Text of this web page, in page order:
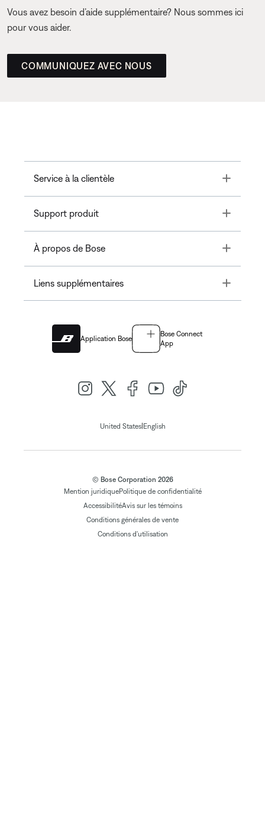
Vous avez besoin d’aide supplémentaire? Nous sommes ici
pour vous aider.
COMMUNIQUEZ AVEC NOUS
Service à la clientèle Toggle
Support produit Toggle
À propos de Bose Toggle
Liens supplémentaires Toggle
Application Bose
Bose Connect
App
United States| English
© Bose Corporation 2026
Mention juridiquePolitique de confidentialité
AccessibilitéAvis sur les témoins
Conditions générales de vente
Conditions d'utilisation